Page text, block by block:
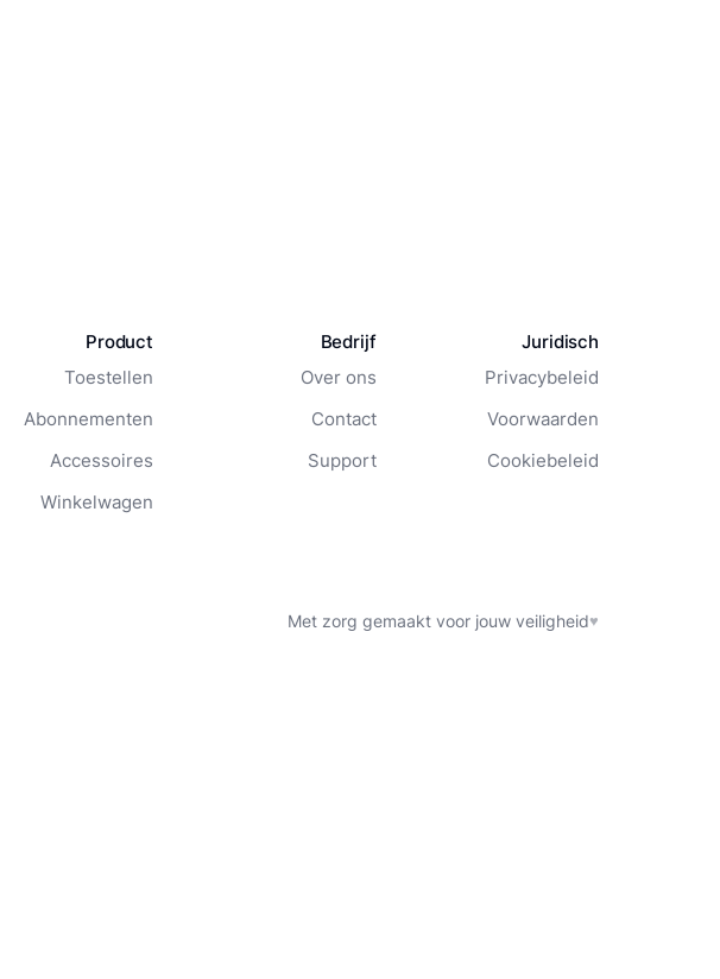
Product
Toestellen
Abonnementen
Accessoires
Winkelwagen
Bedrijf
Over ons
Contact
Support
Juridisch
Privacybeleid
Voorwaarden
Cookiebeleid
Met zorg gemaakt voor jouw veiligheid♥